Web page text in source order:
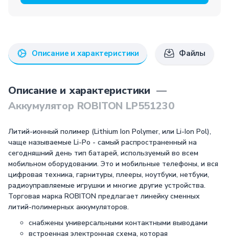
Описание и характеристики Файлы
Описание и характеристики —
Аккумулятор ROBITON LP551230
Литий-ионный полимер (Lithium Ion Polymer, или Li-Ion Pol),
чаще называемые Li-Po - самый распространенный на
сегодняшний день тип батарей, используемый во всем
мобильном оборудовании. Это и мобильные телефоны, и вся
цифровая техника, гарнитуры, плееры, ноутбуки, нетбуки,
радиоуправляемые игрушки и многие другие устройства.
Торговая марка ROBITON предлагает линейку сменных
литий-полимерных аккумуляторов.
снабжены универсальными контактными выводами
встроенная электронная схема, которая